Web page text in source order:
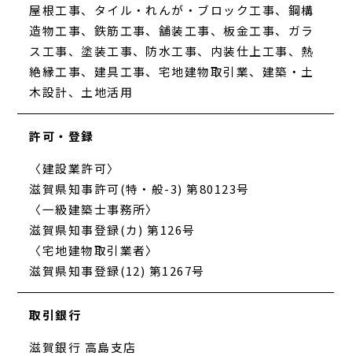
屋根工事、タイル・れんが・ブロック工事、鋼構
造物工事、鉄筋工事、舗装工事、板金工事、ガラ
ス工事、塗装工事、防水工事、内装仕上工事、熱
絶縁工事、建具工事、宅地建物取引業、建築・土
木設計、土地活用
許可・登録
〈建設業許可〉
滋賀県知事許可(特・般-3) 第80123号
〈一級建築士事務所〉
滋賀県知事登録(カ) 第126号
〈宅地建物取引業者〉
滋賀県知事登録(12) 第1267号
取引銀行
滋賀銀行 高島支店